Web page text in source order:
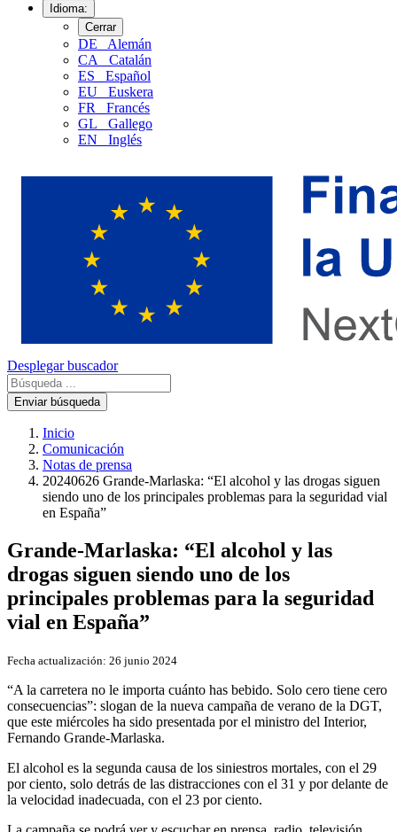
Idioma:
Cerrar
DE
Alemán
CA
Catalán
ES
Español
EU
Euskera
FR
Francés
GL
Gallego
EN
Inglés
Desplegar buscador
Enviar búsqueda
Inicio
Comunicación
Notas de prensa
20240626 Grande-Marlaska: “El alcohol y las drogas siguen
siendo uno de los principales problemas para la seguridad vial
en España”
Grande-Marlaska: “El alcohol y las
drogas siguen siendo uno de los
principales problemas para la seguridad
vial en España”
Fecha actualización: 26 junio 2024
“A la carretera no le importa cuánto has bebido. Solo cero tiene cero
consecuencias”: slogan de la nueva campaña de verano de la DGT,
que este miércoles ha sido presentada por el ministro del Interior,
Fernando Grande-Marlaska.
El alcohol es la segunda causa de los siniestros mortales, con el 29
por ciento, solo detrás de las distracciones con el 31 y por delante de
la velocidad inadecuada, con el 23 por ciento.